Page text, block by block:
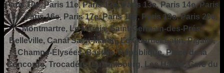
Paris 10e, Paris 11e, Paris 12e, Paris 13e, Paris 14e, Paris
15e, Paris 16e, Paris 17e, Paris 18e, Paris 19e, Paris 20e,
Montmartre, Le Marais, Saint-Germain-des-Prés,
Belleville, Canal Saint-Martin, Le Quartier Latin, Pigalle,
Champs-Élysées, Bastille, République, Place de la
Concorde, Trocadéro, Luxembourg, Les Halles, Gare du